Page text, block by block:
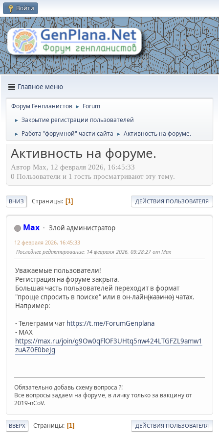
Войти
Главное меню
Форум Генпланистов ► Forum
► Закрытие регистрации пользователей
► Работа "форумной" части сайта ► Активность на форуме.
Активность на форуме.
Автор Max, 12 февраля 2026, 16:45:33
0 Пользователи и 1 гость просматривают эту тему.
ВНИЗ Страницы 1 ДЕЙСТВИЯ ПОЛЬЗОВАТЕЛЯ
Max Злой администратор
12 февраля 2026, 16:45:33
Последнее редактирование: 14 февраля 2026, 09:28:27 от Max
Уважаемые пользователи!
Регистрация на форуме закрыта.
Большая часть пользователей переходит в формат
"проще спросить в поиске" или в он-лайн(казино) чатах.
Например:
- Телеграмм чат https://t.me/ForumGenplana
- МАХ
https://max.ru/join/g9Ow0qFlOF3UHtq5nw424LTGFZL9amw1
zuAZ0E0beJg
Обязательно добавь схему вопроса ?!
Все вопросы задаем на форуме, в личку только за вакцину от
2019-nCoV.
ВВЕРХ Страницы 1 ДЕЙСТВИЯ ПОЛЬЗОВАТЕЛЯ